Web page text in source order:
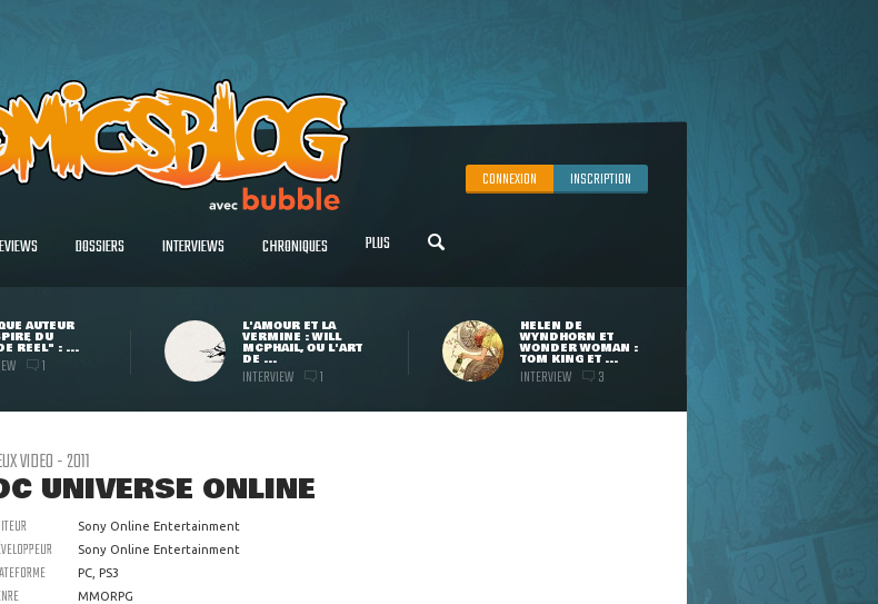
CONNEXION INSCRIPTION
DOSSIERS INTERVIEWS CHRONIQUES PLUS
AUTEUR
DU
RÉEL" : ...
1
L'AMOUR ET LA
VERMINE : WILL
MCPHAIL, OU L'ART
DE ...
INTERVIEW 1
HELEN DE
WYNDHORN ET
WONDER WOMAN :
TOM KING ET ...
INTERVIEW 3
VIDEO - 2011
UNIVERSE ONLINE
Sony Online Entertainment
Sony Online Entertainment
PC, PS3
MMORPG